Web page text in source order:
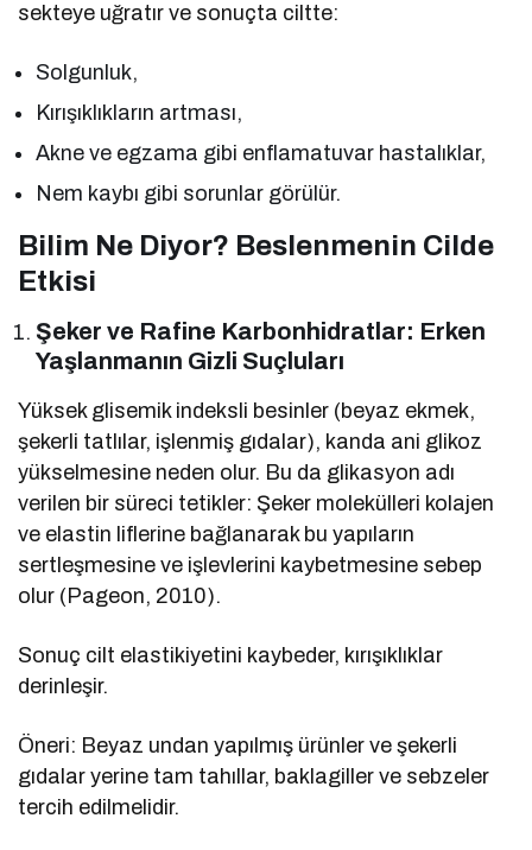
sekteye uğratır ve sonuçta ciltte:
Solgunluk,
Kırışıklıkların artması,
Akne ve egzama gibi enflamatuvar hastalıklar,
Nem kaybı gibi sorunlar görülür.
Bilim Ne Diyor? Beslenmenin Cilde
Etkisi
Şeker ve Rafine Karbonhidratlar: Erken
Yaşlanmanın Gizli Suçluları
Yüksek glisemik indeksli besinler (beyaz ekmek,
şekerli tatlılar, işlenmiş gıdalar), kanda ani glikoz
yükselmesine neden olur. Bu da glikasyon adı
verilen bir süreci tetikler: Şeker molekülleri kolajen
ve elastin liflerine bağlanarak bu yapıların
sertleşmesine ve işlevlerini kaybetmesine sebep
olur (Pageon, 2010).
Sonuç cilt elastikiyetini kaybeder, kırışıklıklar
derinleşir.
Öneri: Beyaz undan yapılmış ürünler ve şekerli
gıdalar yerine tam tahıllar, baklagiller ve sebzeler
tercih edilmelidir.